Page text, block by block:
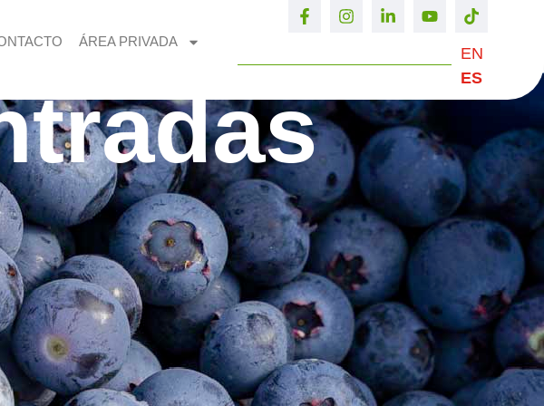
ÁREA PRIVADA
EN
ES